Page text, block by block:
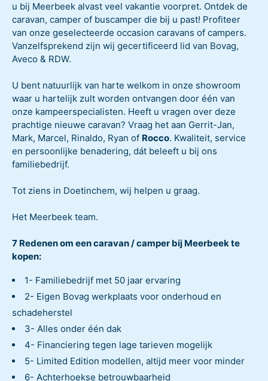
u bij Meerbeek alvast veel vakantie voorpret. Ontdek de
caravan, camper of buscamper die bij u past! Profiteer
van onze geselecteerde occasion caravans of campers.
Vanzelfsprekend zijn wij gecertificeerd lid van Bovag,
Aveco & RDW.
U bent natuurlijk van harte welkom in onze showroom
waar u hartelijk zult worden ontvangen door één van
onze kampeerspecialisten. Heeft u vragen over deze
prachtige nieuwe caravan? Vraag het aan Gerrit-Jan,
Mark, Marcel, Rinaldo, Ryan of Rocco. Kwaliteit, service
en persoonlijke benadering, dát beleeft u bij ons
familiebedrijf.
Tot ziens in Doetinchem, wij helpen u graag.
Het Meerbeek team.
7 Redenen om een caravan / camper bij Meerbeek te
kopen:
1- Familiebedrijf met 50 jaar ervaring
2- Eigen Bovag werkplaats voor onderhoud en
schadeherstel
3- Alles onder één dak
4- Financiering tegen lage tarieven mogelijk
5- Limited Edition modellen, altijd meer voor minder
6- Achterhoekse betrouwbaarheid